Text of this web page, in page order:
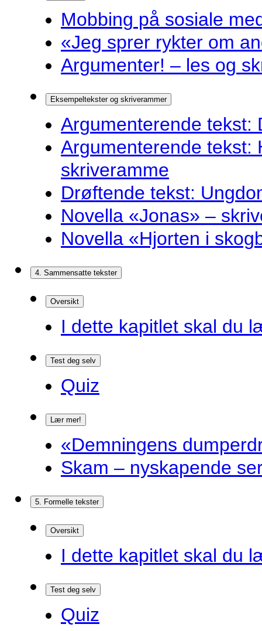
Mobbing på sosiale
«Jeg sprer rykter om
Argumenter! – les og
Eksempeltekster og skriverammer
Argumenterende tekst:
Argumenterende tekst:
skriveramme
Drøftende tekst:
Novella «Jonas» –
Novella «Hjorten i
4. Sammensatte tekster
Oversikt
I dette kapitlet skal du
Test deg selv
Quiz
Lær mer!
«Demningens
Skam – nyskapende
5. Formelle tekster
Oversikt
I dette kapitlet skal du
Test deg selv
Quiz